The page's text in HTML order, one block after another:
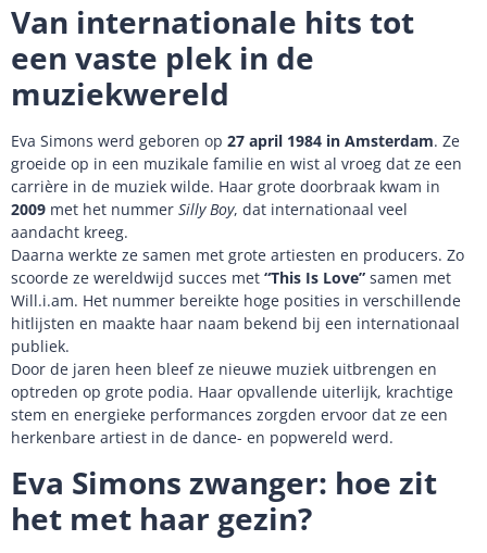
Van internationale hits tot
een vaste plek in de
muziekwereld
Eva Simons werd geboren op 27 april 1984 in Amsterdam. Ze
groeide op in een muzikale familie en wist al vroeg dat ze een
carrière in de muziek wilde. Haar grote doorbraak kwam in
2009 met het nummer Silly Boy, dat internationaal veel
aandacht kreeg.
Daarna werkte ze samen met grote artiesten en producers. Zo
scoorde ze wereldwijd succes met “This Is Love” samen met
Will.i.am. Het nummer bereikte hoge posities in verschillende
hitlijsten en maakte haar naam bekend bij een internationaal
publiek.
Door de jaren heen bleef ze nieuwe muziek uitbrengen en
optreden op grote podia. Haar opvallende uiterlijk, krachtige
stem en energieke performances zorgden ervoor dat ze een
herkenbare artiest in de dance- en popwereld werd.
Eva Simons zwanger: hoe zit
het met haar gezin?